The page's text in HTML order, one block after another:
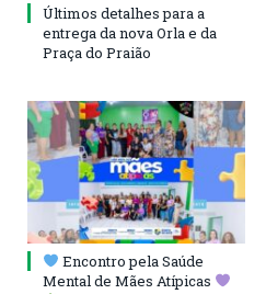
Últimos detalhes para a
entrega da nova Orla e da
Praça do Praião
Encontro pela Saúde
Mental de Mães Atípicas